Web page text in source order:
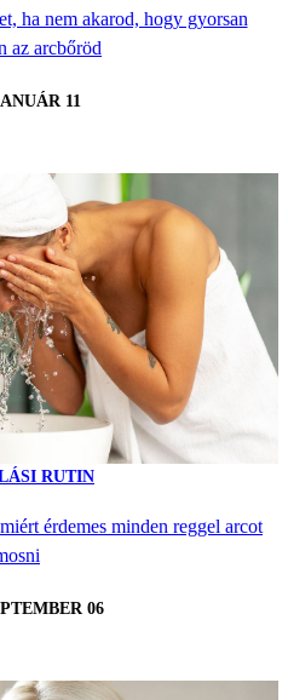
ha nem akarod, hogy gyorsan
az arcbőröd
11
RUTIN
érdemes minden reggel arcot
06